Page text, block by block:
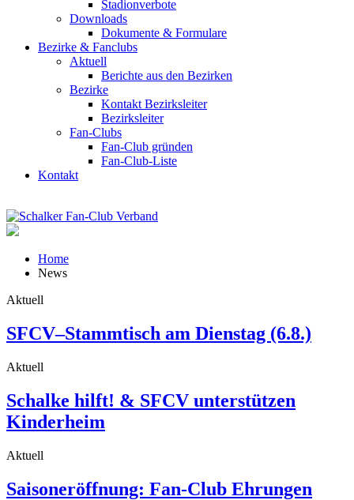
Stadionverbote
Downloads
Dokumente & Formulare
Bezirke & Fanclubs
Aktuell
Berichte aus den Bezirken
Bezirke
Kontakt Bezirksleiter
Bezirksleiter
Fan-Clubs
Fan-Club gründen
Fan-Club-Liste
Kontakt
Home
News
Aktuell
SFCV–Stammtisch am Dienstag (6.8.)
Aktuell
Schalke hilft! & SFCV unterstützen
Kinderheim
Aktuell
Saisoneröffnung: Fan-Club Ehrungen